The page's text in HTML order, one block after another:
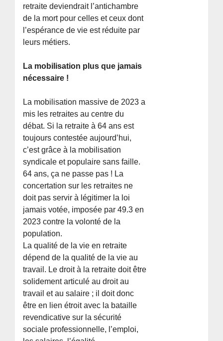
retraite deviendrait l’antichambre
de la mort pour celles et ceux dont
l’espérance de vie est réduite par
leurs métiers.
La mobilisation plus que jamais
nécessaire !
La mobilisation massive de 2023 a
mis les retraites au centre du
débat. Si la retraite à 64 ans est
toujours contestée aujourd’hui,
c’est grâce à la mobilisation
syndicale et populaire sans faille.
64 ans, ça ne passe pas ! La
concertation sur les retraites ne
doit pas servir à légitimer la loi
jamais votée, imposée par 49.3 en
2023 contre la volonté de la
population.
La qualité de la vie en retraite
dépend de la qualité de la vie au
travail. Le droit à la retraite doit être
solidement articulé au droit au
travail et au salaire ; il doit donc
être en lien étroit avec la bataille
revendicative sur la sécurité
sociale professionnelle, l’emploi,